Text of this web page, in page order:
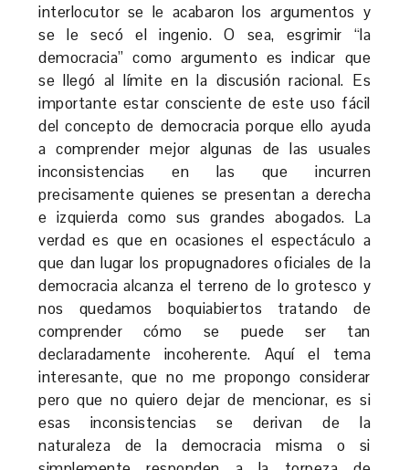
interlocutor se le acabaron los argumentos y
se le secó el ingenio. O sea, esgrimir “la
democracia” como argumento es indicar que
se llegó al límite en la discusión racional. Es
importante estar consciente de este uso fácil
del concepto de democracia porque ello ayuda
a comprender mejor algunas de las usuales
inconsistencias en las que incurren
precisamente quienes se presentan a derecha
e izquierda como sus grandes abogados. La
verdad es que en ocasiones el espectáculo a
que dan lugar los propugnadores oficiales de la
democracia alcanza el terreno de lo grotesco y
nos quedamos boquiabiertos tratando de
comprender cómo se puede ser tan
declaradamente incoherente. Aquí el tema
interesante, que no me propongo considerar
pero que no quiero dejar de mencionar, es si
esas inconsistencias se derivan de la
naturaleza de la democracia misma o si